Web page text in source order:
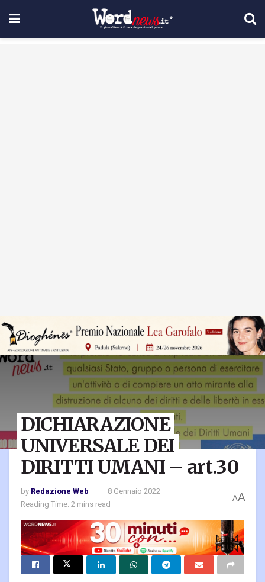
DICHIARAZIONE
UNIVERSALE DEI
DIRITTI UMANI – art.30
by Redazione Web
8 Gennaio 2022
Reading Time: 2 mins read
AA